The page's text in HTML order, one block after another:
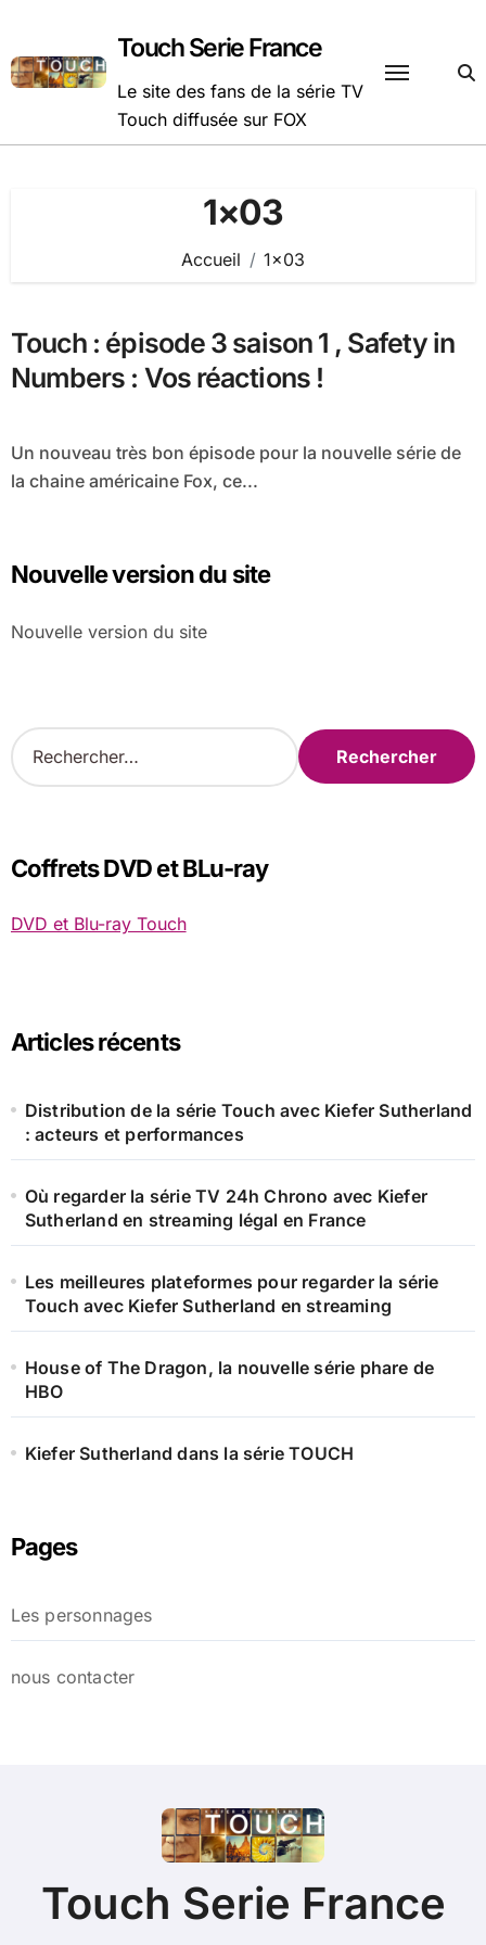
contenu
Touch Serie France
Le site des fans de la série TV
Touch diffusée sur FOX
1×03
Accueil 1×03
Touch : épisode 3 saison 1 , Safety in
Numbers : Vos réactions !
Un nouveau très bon épisode pour la nouvelle série de
la chaine américaine Fox, ce...
Nouvelle version du site
Nouvelle version du site
R
e
r
c
e
Coffrets DVD et BLu-ray
DVD et Blu-ray Touch
Articles récents
Distribution de la série Touch avec Kiefer Sutherland
: acteurs et performances
Où regarder la série TV 24h Chrono avec Kiefer
Sutherland en streaming légal en France
Les meilleures plateformes pour regarder la série
Touch avec Kiefer Sutherland en streaming
House of The Dragon, la nouvelle série phare de
HBO
Kiefer Sutherland dans la série TOUCH
Pages
Les personnages
nous contacter
Touch Serie France